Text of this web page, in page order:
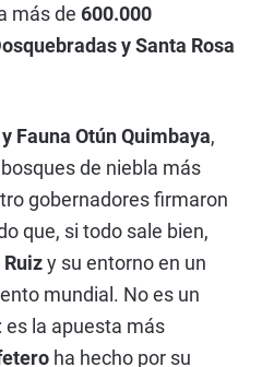
más de 600.000
y Santa Rosa
Fauna Otún Quimbaya,
de niebla más
gobernadores firmaron
que, si todo sale bien,
y su entorno en un
mundial. No es un
la apuesta más
ha hecho por su